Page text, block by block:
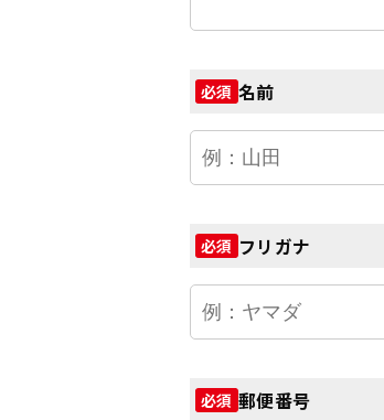
必須 名前
必須 フリガナ
必須 郵便番号